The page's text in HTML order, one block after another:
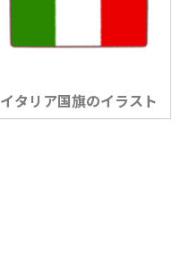
イタリア国旗のイラスト